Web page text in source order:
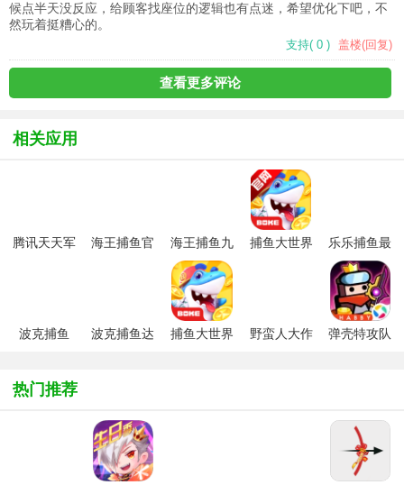
候点半天没反应，给顾客找座位的逻辑也有点迷，希望优化下吧，不
然玩着挺糟心的。
支持( 0 ) 盖楼(回复)
查看更多评论
相关应用
腾讯天天军
海王捕鱼官
海王捕鱼九
游版最新版
本
捕鱼大世界
乐乐捕鱼最
新版本
波克捕鱼
游
波克捕鱼达
捕鱼大世界
野蛮人大作
弹壳特攻队
热门推荐